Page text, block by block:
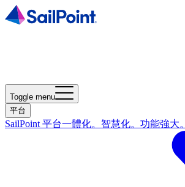
Toggle menu
平台
SailPoint 平台一體化。智慧化。功能強大。